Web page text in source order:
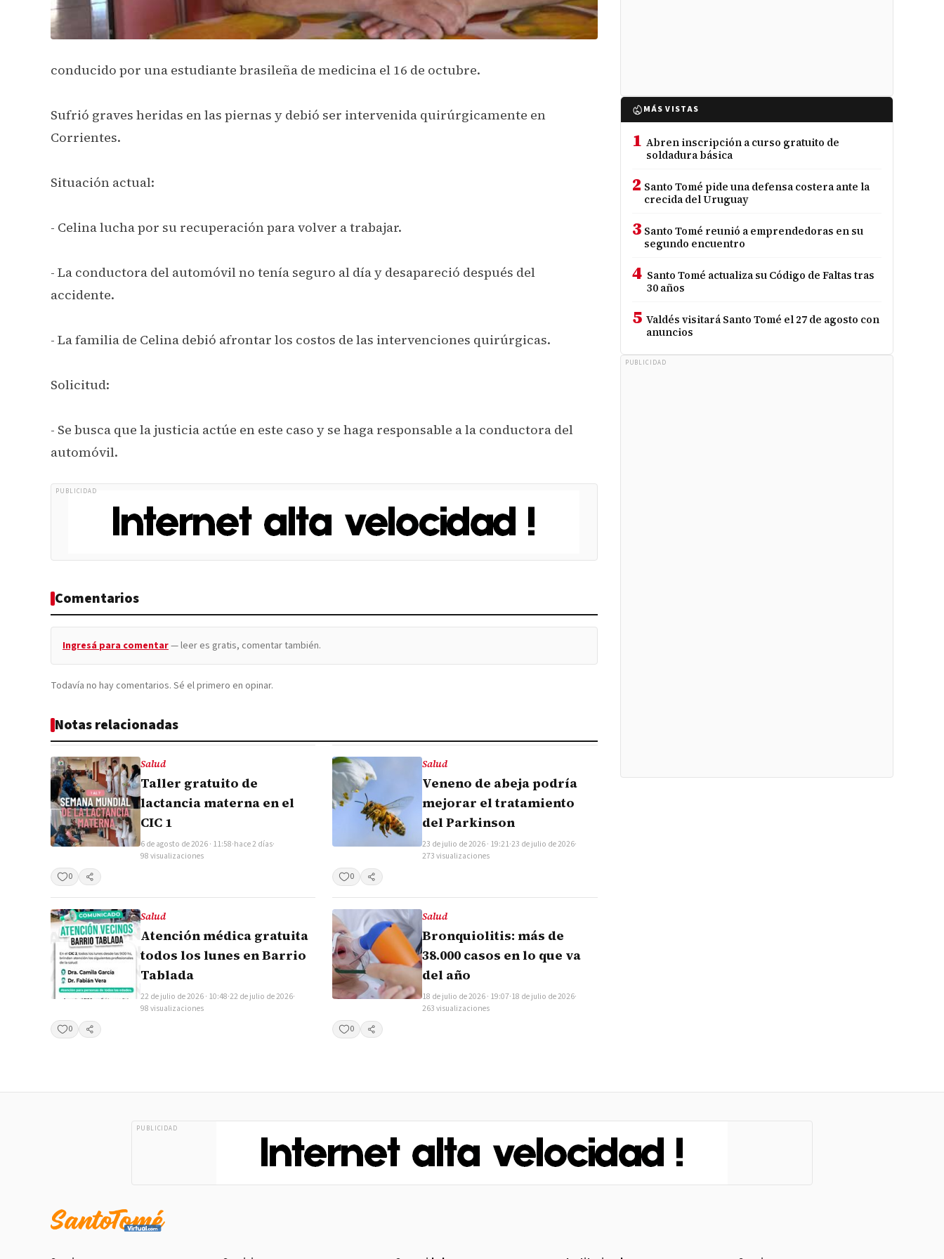
conducido por una estudiante brasileña de medicina el 16 de octubre.
Sufrió graves heridas en las piernas y debió ser intervenida quirúrgicamente en
Corrientes.
Situación actual:
- Celina lucha por su recuperación para volver a trabajar.
- La conductora del automóvil no tenía seguro al día y desapareció después del
accidente.
- La familia de Celina debió afrontar los costos de las intervenciones quirúrgicas.
Solicitud:
- Se busca que la justicia actúe en este caso y se haga responsable a la conductora del
automóvil.
PUBLICIDAD
Comentarios
Ingresá para comentar— leer es gratis, comentar también.
Todavía no hay comentarios. Sé el primero en opinar.
Notas relacionadas
Salud
Taller gratuito de
lactancia materna en el
CIC 1
6 de agosto de 2026 · 11:58·hace 2 días·
98 visualizaciones
0
Compartir
Salud
Veneno de abeja podría
mejorar el tratamiento
del Parkinson
23 de julio de 2026 · 19:21·23 de julio de 2026·
273 visualizaciones
0
Compartir
Salud
Atención médica gratuita
todos los lunes en Barrio
Tablada
22 de julio de 2026 · 10:48·22 de julio de 2026·
98 visualizaciones
0
Compartir
Salud
Bronquiolitis: más de
38.000 casos en lo que va
del año
18 de julio de 2026 · 19:07·18 de julio de 2026·
263 visualizaciones
0
Compartir
MÁS VISTAS
1 Abren inscripción a curso gratuito de
soldadura básica
2 Santo Tomé pide una defensa costera ante la
crecida del Uruguay
3 Santo Tomé reunió a emprendedoras en su
segundo encuentro
4 Santo Tomé actualiza su Código de Faltas tras
30 años
5 Valdés visitará Santo Tomé el 27 de agosto con
anuncios
PUBLICIDAD
PUBLICIDAD